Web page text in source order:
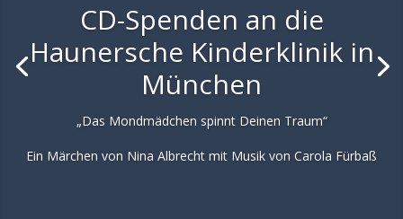
CD-Spenden an die
Haunersche Kinderklinik in
München
„Das Mondmädchen spinnt Deinen Traum“
Ein Märchen von Nina Albrecht mit Musik von Carola Fürbaß